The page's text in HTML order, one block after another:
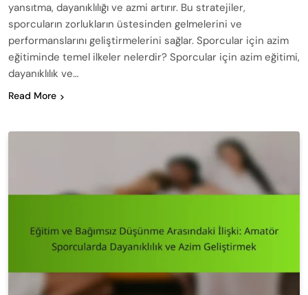
yansıtma, dayanıklılığı ve azmi artırır. Bu stratejiler,
sporcuların zorlukların üstesinden gelmelerini ve
performanslarını geliştirmelerini sağlar. Sporcular için azim
eğitiminde temel ilkeler nelerdir? Sporcular için azim eğitimi,
dayanıklılık ve…
Read More